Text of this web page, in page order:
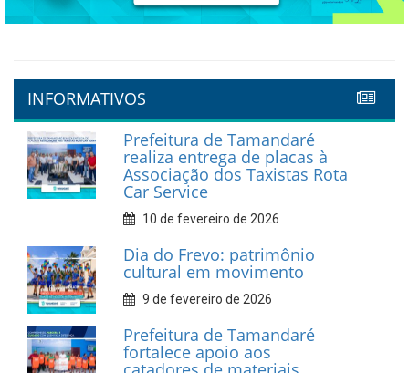
INFORMATIVOS
Prefeitura de Tamandaré
realiza entrega de placas à
Associação dos Taxistas Rota
Car Service
10 de fevereiro de 2026
Dia do Frevo: patrimônio
cultural em movimento
9 de fevereiro de 2026
Prefeitura de Tamandaré
fortalece apoio aos